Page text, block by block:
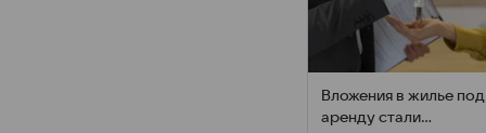
года может достичь 6 тысяч
аналитики американского
Вложения в жилье под
аренду стали